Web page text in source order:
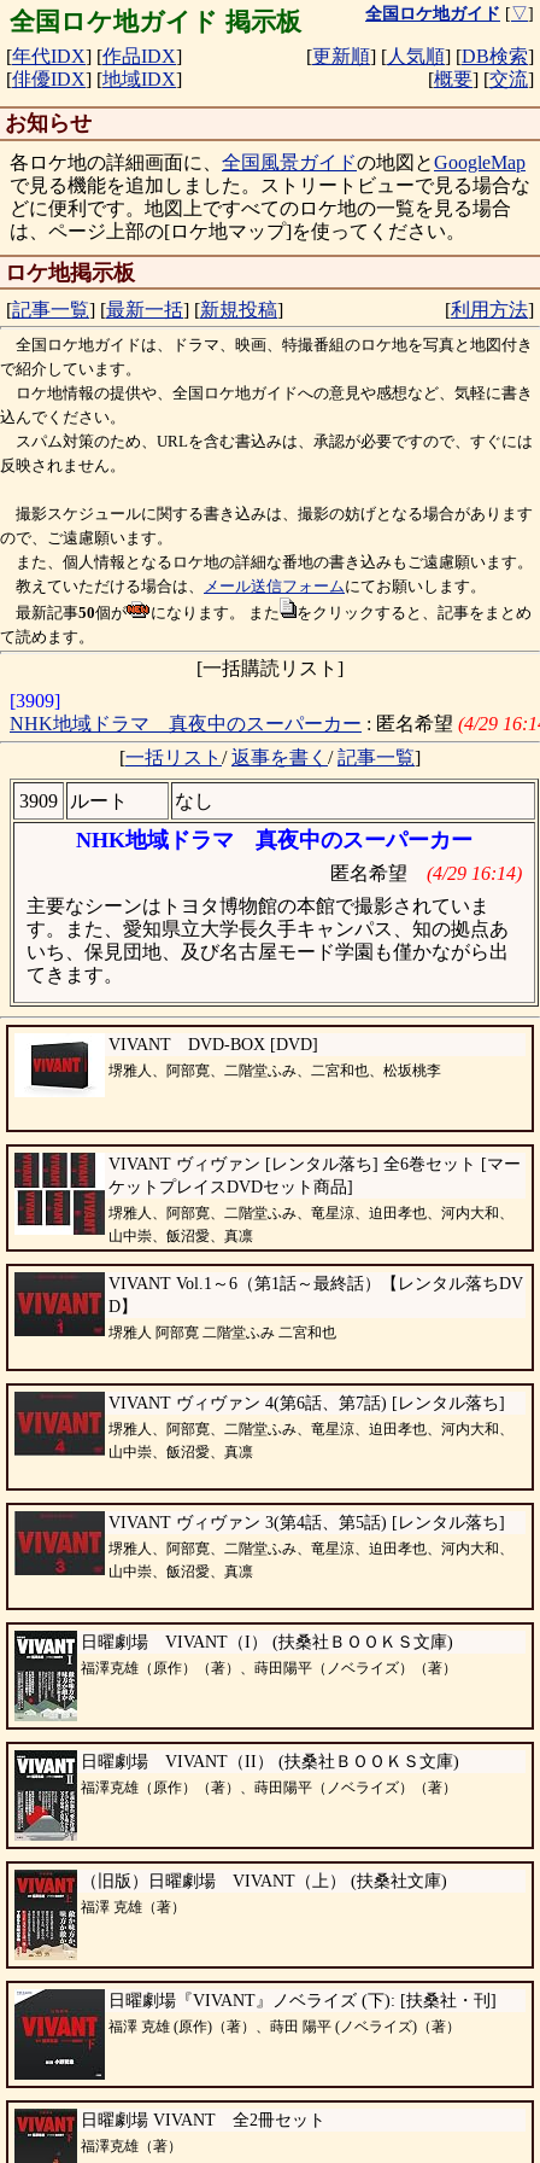
全国ロケ地ガイド 掲示板 全国ロケ地ガイド [▽]
[年代IDX] [作品IDX]
[俳優IDX] [地域IDX]
[更新順] [人気順] [DB検索]
[概要] [交流]
お知らせ
各ロケ地の詳細画面に、 全国風景ガイドの地図とGoogleMap
で見る機能を追加しました。ストリートビューで見る場合な
どに便利です。地図上ですべてのロケ地の一覧を見る場合
は、ページ上部の[ロケ地マップ]を使ってください。
ロケ地掲示板
[記事一覧] [最新一括] [新規投稿] [利用方法]
全国ロケ地ガイドは、ドラマ、映画、特撮番組のロケ地を写真と地図付き
で紹介しています。
ロケ地情報の提供や、全国ロケ地ガイドへの意見や感想など、気軽に書き
込んでください。
スパム対策のため、URLを含む書込みは、承認が必要ですので、すぐには
反映されません。
撮影スケジュールに関する書き込みは、撮影の妨げとなる場合があります
ので、ご遠慮願います。
また、個人情報となるロケ地の詳細な番地の書き込みもご遠慮願います。
教えていただける場合は、
メール送信フォームにてお願いします。
最新記事50個が になります。 また
をクリックすると、記事をまとめ
て読めます。
[一括購読リスト]
[3909]
NHK地域ドラマ 真夜中のスーパーカー : 匿名希望 (4/29
[一括リスト /返事を書く /記事一覧]
3909 ルート なし
NHK地域ドラマ 真夜中のスーパーカー
匿名希望(4/29 16:14)
主要なシーンはトヨタ博物館の本館で撮影されていま
す。また、愛知県立大学長久手キャンパス、知の拠点あ
いち、保見団地、及び名古屋モード学園も僅かながら出
てきます。
VIVANT DVD-BOX [DVD]
堺雅人、阿部寛、二階堂ふみ、二宮和也、松坂桃李
VIVANT ヴィヴァン [レンタル落ち] 全6巻セット [マー
ケットプレイスDVDセット商品]
堺雅人、阿部寛、二階堂ふみ、竜星涼、迫田孝也、河内大和、
山中崇、飯沼愛、真凛
VIVANT Vol.1～6（第1話～最終話）【レンタル落ちDV
D】
堺雅人 阿部寛 二階堂ふみ 二宮和也
VIVANT ヴィヴァン 4(第6話、第7話) [レンタル落ち]
堺雅人、阿部寛、二階堂ふみ、竜星涼、迫田孝也、河内大和、
山中崇、飯沼愛、真凛
VIVANT ヴィヴァン 3(第4話、第5話) [レンタル落ち]
堺雅人、阿部寛、二階堂ふみ、竜星涼、迫田孝也、河内大和、
山中崇、飯沼愛、真凛
日曜劇場 VIVANT（I） (扶桑社ＢＯＯＫＳ文庫)
福澤克雄（原作）（著）、蒔田陽平（ノベライズ）（著）
日曜劇場 VIVANT（II） (扶桑社ＢＯＯＫＳ文庫)
福澤克雄（原作）（著）、蒔田陽平（ノベライズ）（著）
（旧版）日曜劇場 VIVANT（上） (扶桑社文庫)
福澤 克雄（著）
日曜劇場『VIVANT』ノベライズ (下): [扶桑社・刊]
福澤 克雄 (原作)（著）、蒔田 陽平 (ノベライズ)（著）
日曜劇場 VIVANT 全2冊セット
福澤克雄（著）